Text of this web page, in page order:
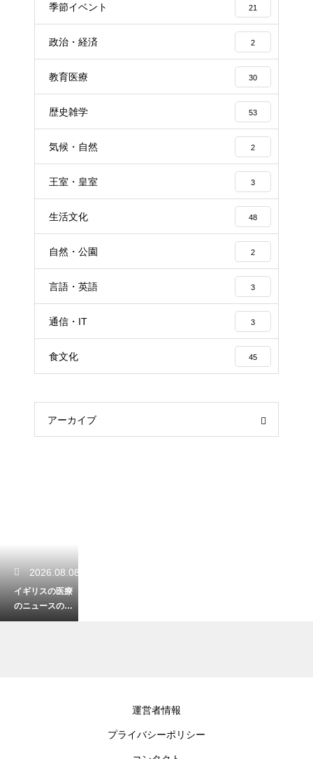
季節イベント 21
政治・経済 2
教育医療 30
歴史雑学 53
気候・自然 2
王室・皇室 3
生活文化 48
自然・公園 2
言語・英語 3
通信・IT 3
食文化 45
アーカイブ
2026.08.08
イギリスの医療
のニュースの調
べ方！信頼でき
運営者情報
プライバシーポリシー